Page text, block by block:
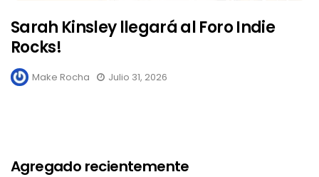
Sarah Kinsley llegará al Foro Indie
Rocks!
Make Rocha Julio 31, 2026
Agregado recientemente